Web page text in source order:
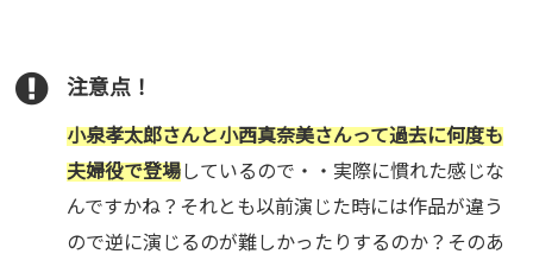
注意点！
小泉孝太郎さんと小西真奈美さんって過去に何度も
夫婦役で登場しているので・・実際に慣れた感じな
んですかね？それとも以前演じた時には作品が違う
ので逆に演じるのが難しかったりするのか？そのあ